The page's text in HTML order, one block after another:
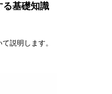
る基礎知識
て説明します。